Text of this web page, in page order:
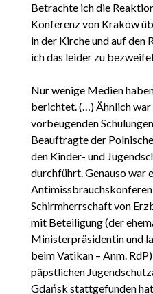
Betrachte ich die
Konferenz von Kraków
in der Kirche und auf den
ich das leider zu
Nur wenige Medien
berichtet. (…) Ähnlich war
vorbeugenden
Beauftragte der
den Kinder- und
durchführt. Genauso war
Schirmherrschaft von
mit Beteiligung (der
Ministerpräsidentin und
beim Vatikan – Anm.
päpstlichen
Gdańsk stattgefunden